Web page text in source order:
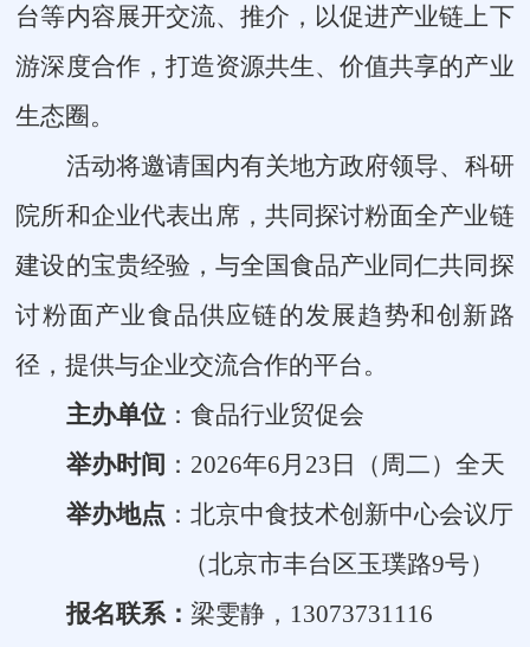
台等内容展开交流、推介，以促进产业链上下
游深度合作，打造资源共生、价值共享的产业
生态圈。
活动将邀请国内有关地方政府领导、科研
院所和企业代表出席，共同探讨粉面全产业链
建设的宝贵经验，与全国食品产业同仁共同探
讨粉面产业食品供应链的发展趋势和创新路
径，提供与企业交流合作的平台。
主办单位 ：食品行业贸促会
举办时间 ： 2026年6 月 23 日（周二）全天
举办地点 ： 北京中食技术创新中心会议厅
（北京市丰台区玉璞路9号）
报名联系： 梁雯静， 13073731116